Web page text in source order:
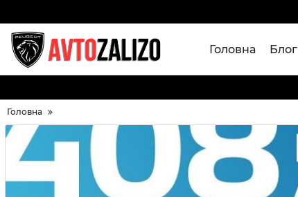
Головна Блог
Головна